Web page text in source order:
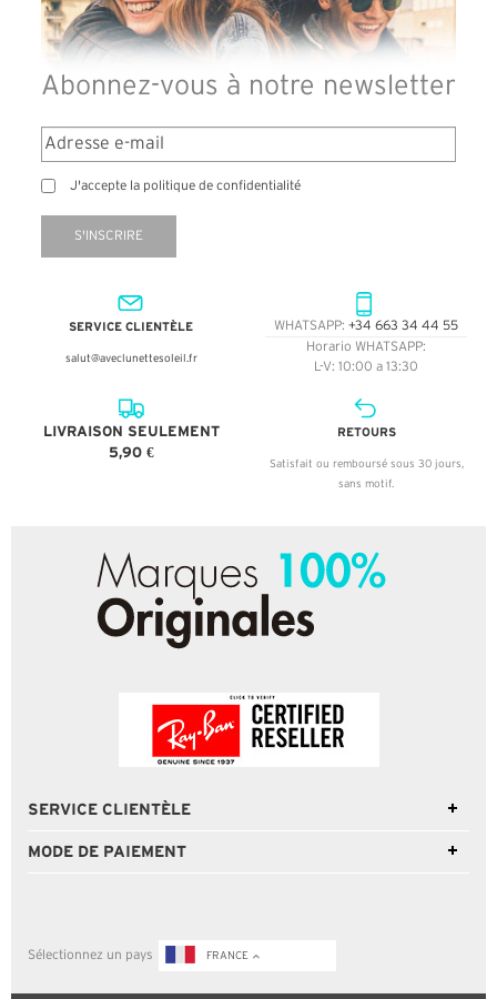
Abonnez-vous à notre newsletter
J'accepte la politique de confidentialité
S'INSCRIRE
SERVICE CLIENTÈLE
salut@aveclunettesoleil.fr
WHATSAPP: +34 663 34 44 55
Horario WHATSAPP:
L-V: 10:00 a 13:30
LIVRAISON SEULEMENT
5,90 €
RETOURS
Satisfait ou remboursé sous 30 jours,
sans motif.
SERVICE CLIENTÈLE
MODE DE PAIEMENT
Sélectionnez un pays FRANCE